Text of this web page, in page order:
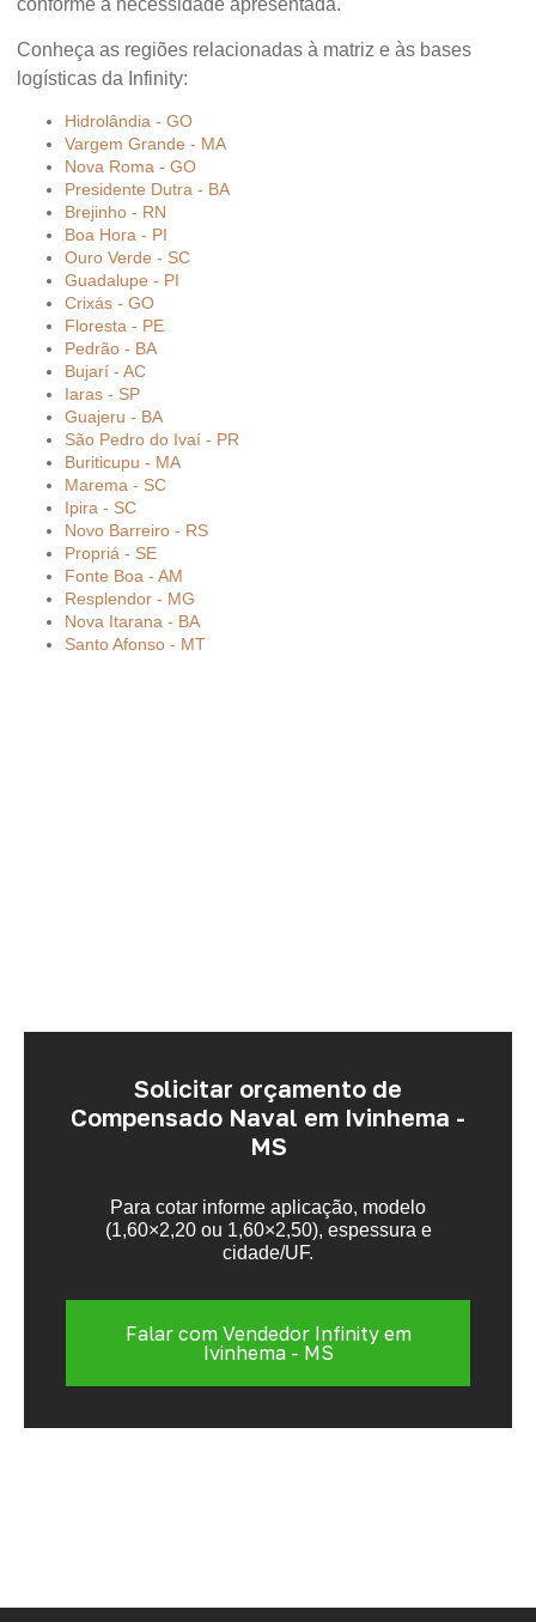
Conheça as regiões relacionadas à matriz e às bases
logísticas da Infinity:
Hidrolândia - GO
Vargem Grande - MA
Nova Roma - GO
Presidente Dutra - BA
Brejinho - RN
Boa Hora - PI
Ouro Verde - SC
Guadalupe - PI
Crixás - GO
Floresta - PE
Pedrão - BA
Bujarí - AC
Iaras - SP
Guajeru - BA
São Pedro do Ivaí - PR
Buriticupu - MA
Marema - SC
Ipira - SC
Novo Barreiro - RS
Propriá - SE
Fonte Boa - AM
Resplendor - MG
Nova Itarana - BA
Santo Afonso - MT
Solicitar orçamento de
Compensado Naval em Ivinhema -
MS
Para cotar informe aplicação, modelo
(1,60×2,20 ou 1,60×2,50), espessura e
cidade/UF.
Falar com Vendedor Infinity em
Ivinhema - MS